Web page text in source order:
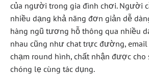
của người trong gia đình chơi. Người
nhiều dạng khả năng đơn giản dễ
hàng ngũ tương hỗ thông qua nhiều
nhau cũng như chat trực đường,
chạm round hình, chất nhận được
chóng lẹ cùng tác dụng.